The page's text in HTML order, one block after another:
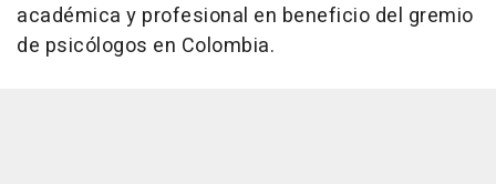
académica y profesional en beneficio del gremio
de psicólogos en Colombia.